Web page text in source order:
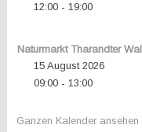
12:00- 19:00
Naturmarkt Tharandter
15 August 2026
09:00- 13:00
Ganzen Kalender ansehen